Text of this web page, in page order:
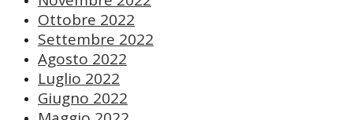
Ottobre 2022
Settembre 2022
Agosto 2022
Luglio 2022
Giugno 2022